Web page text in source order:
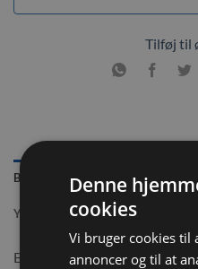
Tilføj til
BESKRIVELSE
YDERLIGERE INFORMATION
Base til kaniner. Basen har 3
Denne
cookies
Vi bruger cookies til
annoncer og til at